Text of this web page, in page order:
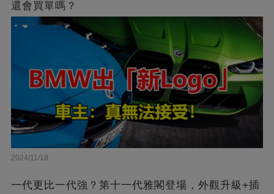
還會買單嗎？
2024/11/18
一代更比一代強？第十一代雅閣登場，外觀升級+插